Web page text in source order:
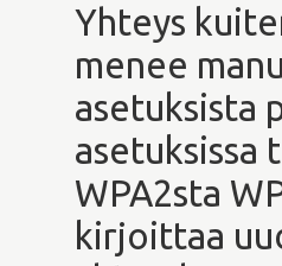
Yhteys
menee
asetuksista
asetuksissa
WPA2sta
kirjoittaa